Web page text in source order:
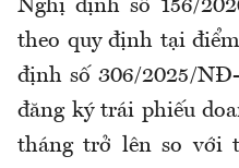
Nghị định số 156/
theo quy định tại
định số 306/2025/
đăng ký trái phiếu
tháng trở lên so với